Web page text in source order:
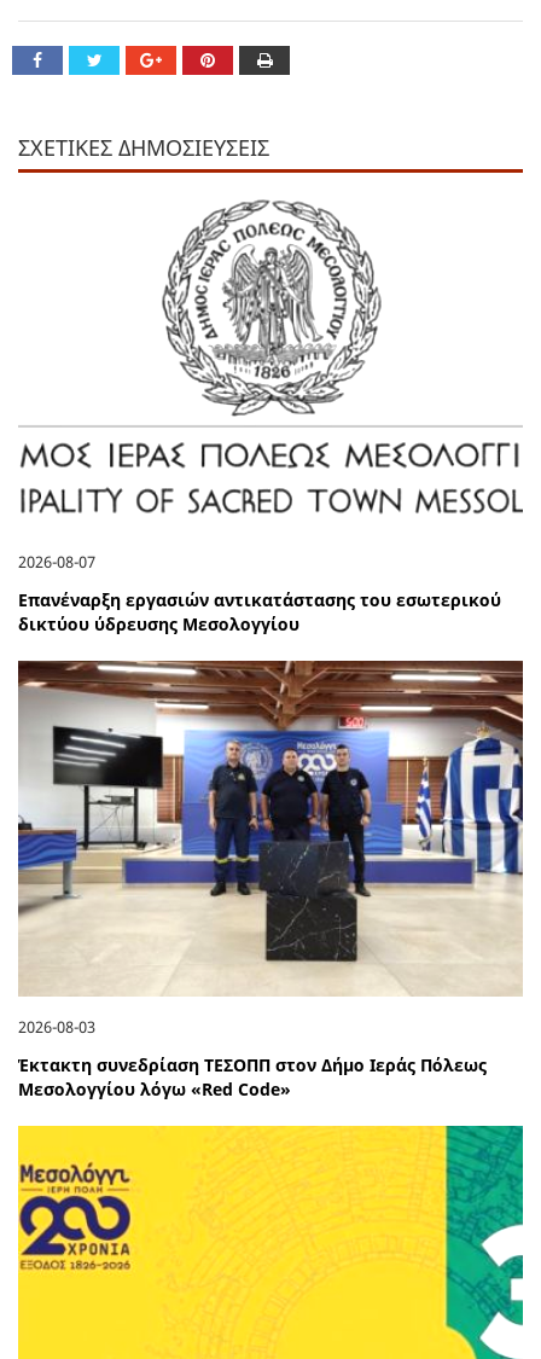
ΣΧΕΤΙΚΕΣ ΔΗΜΟΣΙΕΥΣΕΙΣ
2026-08-07
Επανέναρξη εργασιών αντικατάστασης του εσωτερικού
δικτύου ύδρευσης Μεσολογγίου
2026-08-03
Έκτακτη συνεδρίαση ΤΕΣΟΠΠ στον Δήμο Ιεράς Πόλεως
Μεσολογγίου λόγω «Red Code»